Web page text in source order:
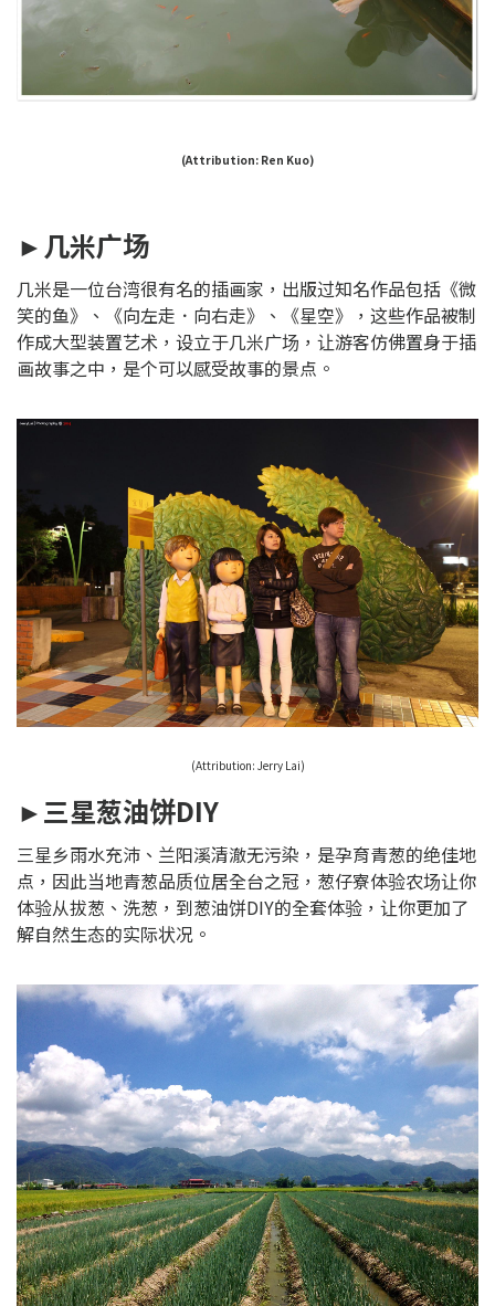
(Attribution: Ren Kuo)
►几米广场
几米是一位台湾很有名的插画家，出版过知名作品包括《微
笑的鱼》、《向左走．向右走》、《星空》，这些作品被制
作成大型装置艺术，设立于几米广场，让游客仿佛置身于插
画故事之中，是个可以感受故事的景点。
(Attribution: Jerry Lai)
►三星葱油饼DIY
三星乡雨水充沛、兰阳溪清澈无污染，是孕育青葱的绝佳地
点，因此当地青葱品质位居全台之冠，葱仔寮体验农场让你
体验从拔葱、洗葱，到葱油饼DIY的全套体验，让你更加了
解自然生态的实际状况。